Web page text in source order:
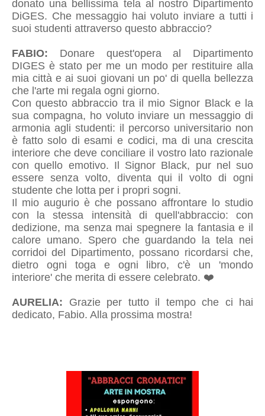
donato una bellissima tela al nostro Dipartimento
DiGES. Che messaggio hai voluto inviare a tutti i
suoi studenti attraverso questo abbraccio?
FABIO: Donare quest'opera al Dipartimento
DIGES è stato per me un modo per restituire alla
mia città e ai suoi giovani un po' di quella bellezza
che l'arte mi regala ogni giorno.
Con questo abbraccio tra il mio Signor Black e la
sua compagna, ho voluto inviare un messaggio di
armonia agli studenti: il percorso universitario non
è fatto solo di esami e codici, ma di una crescita
interiore che deve conciliare il vostro lato razionale
con quello emotivo. Il Signor Black, pur nel suo
essere senza volto, diventa qui il volto di ogni
studente che lotta per i propri sogni.
Il mio augurio è che possano affrontare lo studio
con la stessa intensità di quell'abbraccio: con
dedizione, ma senza mai spegnere la fantasia e il
calore umano. Spero che guardando la tela nei
corridoi del Dipartimento, possano ricordarsi che,
dietro ogni toga e ogni libro, c'è un 'mondo
interiore' che merita di essere celebrato. ❤️
AURELIA: Grazie per tutto il tempo che ci hai
dedicato, Fabio. Alla prossima mostra!